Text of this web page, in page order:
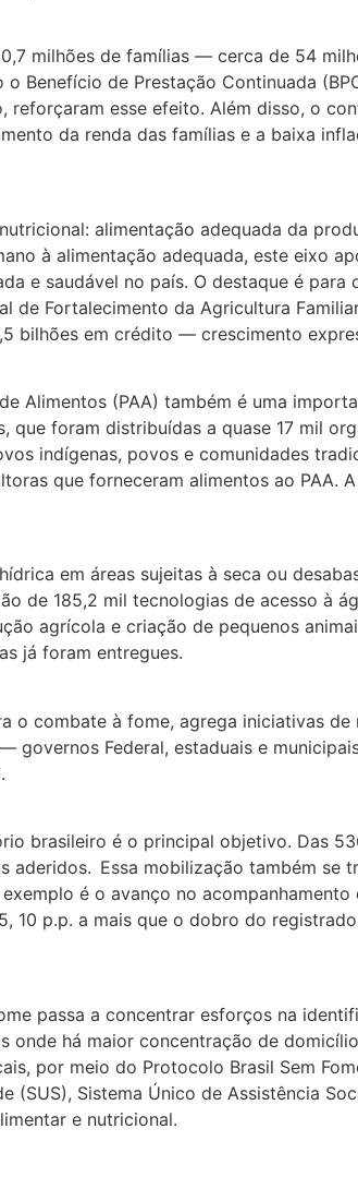
milhões de famílias — cerca de 54
Benefício de Prestação Continuada
esse efeito. Além disso, o
da renda das famílias e a baixa
alimentação adequada da
à alimentação adequada, este eixo
e saudável no país. O destaque é
Fortalecimento da Agricultura
bilhões em crédito — crescimento
Alimentos (PAA) também é uma
foram distribuídas a quase 17 mil
indígenas, povos e comunidades
que forneceram alimentos ao PAA.
em áreas sujeitas à seca ou
de 185,2 mil tecnologias de acesso à
agrícola e criação de pequenos
já foram entregues.
o combate à fome, agrega iniciativas
governos Federal, estaduais e
brasileiro é o principal objetivo. Das
Essa mobilização também se
é o avanço no
10 p.p. a mais que o dobro do
passa a concentrar esforços na
há maior concentração de
por meio do Protocolo Brasil Sem
Sistema Único de Assistência
e nutricional.